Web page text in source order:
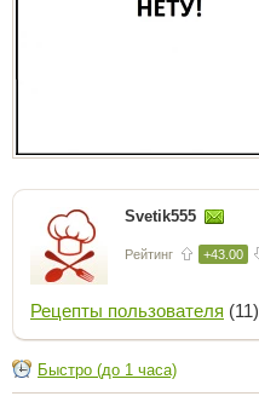
Svetik555
Рейтинг +43.00
Рецепты пользователя (11)
Быстро (до 1 часа)